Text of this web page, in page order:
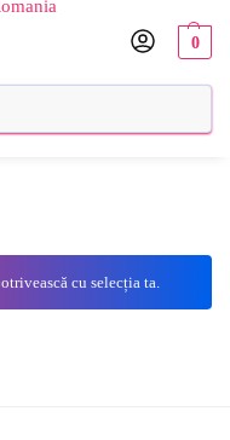
0
tău de produse
cu selecția ta.